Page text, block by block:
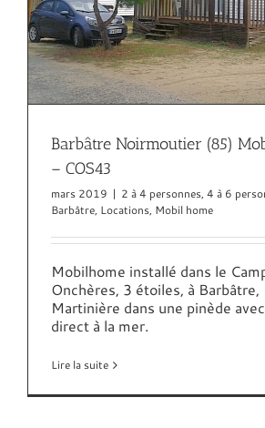
Barbâtre Noirmoutier (85)
– COS43
mars 2019 | 2 à 4 personnes, 4 à 6
Barbâtre, Locations, Mobil home
Mobilhome installé dans le
Onchères, 3 étoiles, à Barbâtre,
Martinière dans une pinède
direct à la mer.
Lire la suite